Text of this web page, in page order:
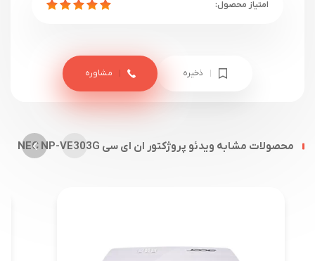
ذخیره مشاوره
محصولات مشابه ویدئو پروژکتور ان ای سی NEC NP-VE303G